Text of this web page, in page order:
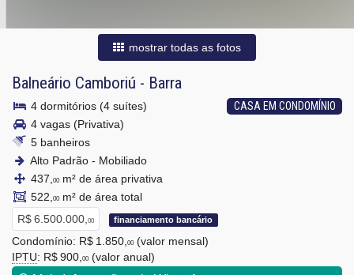
mostrar todas as fotos
Balneário Camboriú - Barra
CASA EM CONDOMÍNIO
4 dormitórios (4 suítes)
4 vagas (Privativa)
5 banheiros
Alto Padrão - Mobiliado
437, 00m² de área privativa
522, 00m² de área total
R$ 6.500.000, 00 financiamento bancário
Condomínio: R$ 1.850, 00 (valor mensal)
IPTU: R$ 900, 00 (valor anual)